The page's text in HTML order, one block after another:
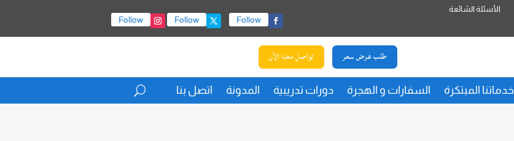
Follow
Follow
Follow
الأسئلة الشائعة
طلب عرض سعر تواصل معنا الآن
خدماتنا المبتكرة السفارات و الهجرة دورات تدريبية المدونة اتصل بنا